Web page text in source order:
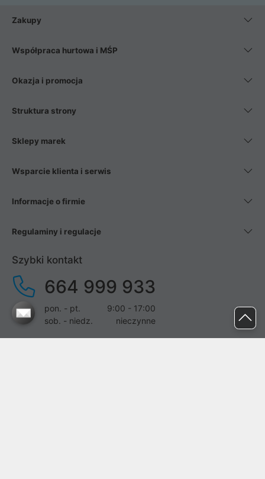
Zakupy
Współpraca hurtowa i MŚP
Okazja i promocja
Struktura strony
Sklepy marek
Wsparcie klienta i serwis
Informacje o firmie
Regulaminy i regulacje
Szybki kontakt
664 999 933
pon. - pt.
9:00 - 17:00
sob. - niedz.
nieczynne